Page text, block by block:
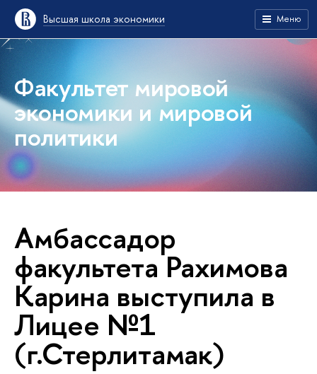
Высшая школа экономики Меню
Факультет мировой
экономики и мировой
политики
Амбассадор
факультета Рахимова
Карина выступила в
Лицее №1
(г.Стерлитамак)